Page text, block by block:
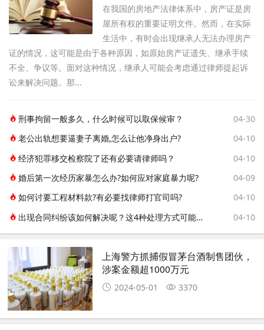
在我国的房地产法律体系中，房产证是房
屋所有权的重要证明文件。然而，在实际
生活中，有时会出现继承人无法办理房产
证的情况，这可能是由于各种原因，如原始房产证遗失、继承手续
不全、争议等。面对这种情况，继承人可能会考虑通过律师提起诉
讼来解决问题。那...
刑事拘留一般多久，什么时候可以取保候审？
04-30
老公出轨想要逼妻子离婚,怎么让他净身出户?
04-10
经济犯罪移交检察院了还有必要请律师吗？
04-10
婚后第一次经历家暴怎么办?如何应对家庭暴力呢?
04-09
如何讨要工程材料款?有必要找律师打官司吗?
04-10
出现合同纠纷该如何解决呢？这4种处理方式可能帮到你！
04-10
上海警方抓捕假冒茅台酒制售团伙，
涉案金额超1000万元
2024-05-01 3370